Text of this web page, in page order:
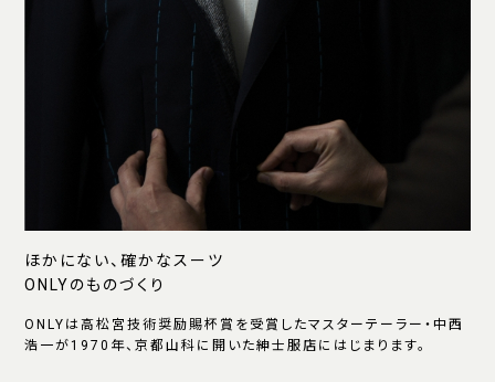
ほかにない、確かなスーツ
ONLYのものづくり
ONLYは高松宮技術奨励賜杯賞を受賞したマスターテーラー・中西
浩一が1970年、京都山科に開いた紳士服店にはじまります。